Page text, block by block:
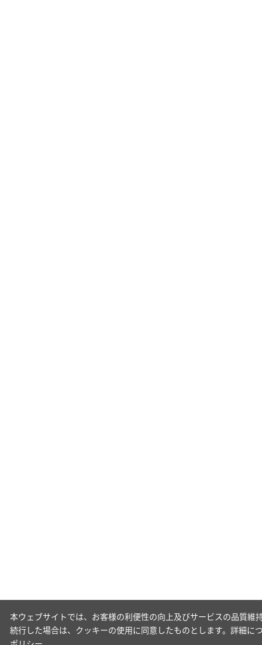
本ウェブサイトでは、お客様の利便性の向上及びサービスの品質
続行した場合は、クッキーの使用に同意したものとします。詳細